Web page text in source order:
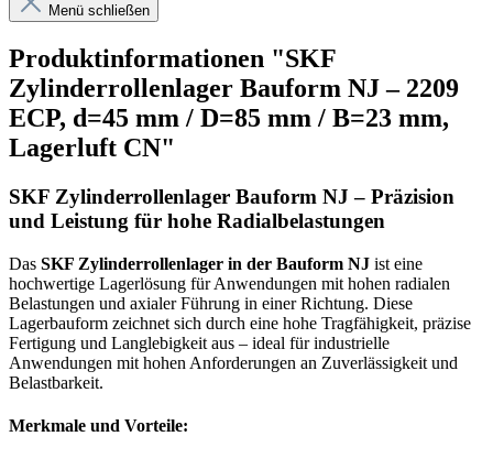
Menü schließen
Produktinformationen "SKF
Zylinderrollenlager Bauform NJ – 2209
ECP, d=45 mm / D=85 mm / B=23 mm,
Lagerluft CN"
SKF Zylinderrollenlager Bauform NJ – Präzision
und Leistung für hohe Radialbelastungen
Das SKF Zylinderrollenlager in der Bauform NJ ist eine
hochwertige Lagerlösung für Anwendungen mit hohen radialen
Belastungen und axialer Führung in einer Richtung. Diese
Lagerbauform zeichnet sich durch eine hohe Tragfähigkeit, präzise
Fertigung und Langlebigkeit aus – ideal für industrielle
Anwendungen mit hohen Anforderungen an Zuverlässigkeit und
Belastbarkeit.
Merkmale und Vorteile: